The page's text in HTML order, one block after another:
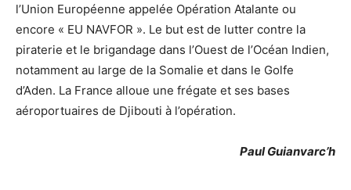
l’Union Européenne appelée Opération Atalante ou
encore « EU NAVFOR ». Le but est de lutter contre la
piraterie et le brigandage dans l’Ouest de l’Océan Indien,
notamment au large de la Somalie et dans le Golfe
d’Aden. La France alloue une frégate et ses bases
aéroportuaires de Djibouti à l’opération.
Paul Guianvarc’h